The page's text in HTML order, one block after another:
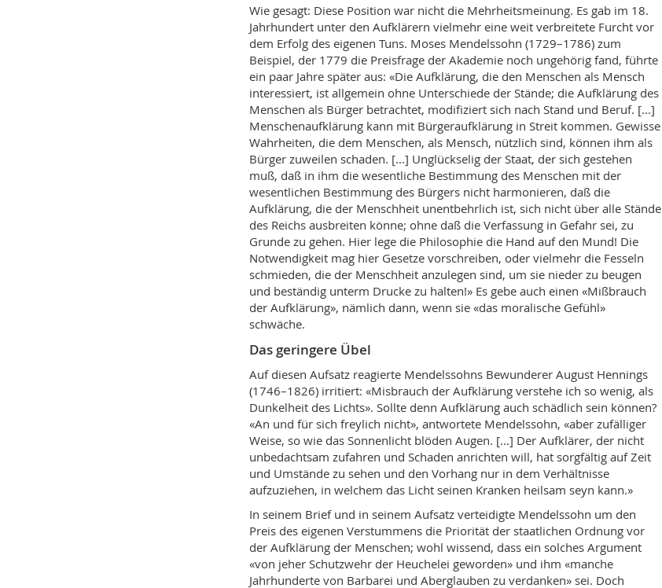
Wie gesagt: Diese Position war nicht die Mehrheitsmeinung. Es gab im 18.
Jahrhundert unter den Aufklärern vielmehr eine weit verbreitete Furcht vor
dem Erfolg des eigenen Tuns. Moses Mendelssohn (1729–1786) zum
Beispiel, der 1779 die Preisfrage der Akademie noch ungehörig fand, führte
ein paar Jahre später aus: «Die Aufklärung, die den Menschen als Mensch
interessiert, ist allgemein ohne Unterschiede der Stände; die Aufklärung des
Menschen als Bürger betrachtet, modifiziert sich nach Stand und Beruf. [...]
Menschenaufklärung kann mit Bürgeraufklärung in Streit kommen. Gewisse
Wahrheiten, die dem Menschen, als Mensch, nützlich sind, können ihm als
Bürger zuweilen schaden. [...] Unglückselig der Staat, der sich gestehen
muß, daß in ihm die wesentliche Bestimmung des Menschen mit der
wesentlichen Bestimmung des Bürgers nicht harmonieren, daß die
Aufklärung, die der Menschheit unentbehrlich ist, sich nicht über alle Stände
des Reichs ausbreiten könne; ohne daß die Verfassung in Gefahr sei, zu
Grunde zu gehen. Hier lege die Philosophie die Hand auf den Mund! Die
Notwendigkeit mag hier Gesetze vorschreiben, oder vielmehr die Fesseln
schmieden, die der Menschheit anzulegen sind, um sie nieder zu beugen
und beständig unterm Drucke zu halten!» Es gebe auch einen «Mißbrauch
der Aufklärung», nämlich dann, wenn sie «das moralische Gefühl»
schwäche.
Das geringere Übel
Auf diesen Aufsatz reagierte Mendelssohns Bewunderer August Hennings
(1746–1826) irritiert: «Misbrauch der Aufklärung verstehe ich so wenig, als
Dunkelheit des Lichts». Sollte denn Aufklärung auch schädlich sein können?
«An und für sich freylich nicht», antwortete Mendelssohn, «aber zufälliger
Weise, so wie das Sonnenlicht blöden Augen. [...] Der Aufklärer, der nicht
unbedachtsam zufahren und Schaden anrichten will, hat sorgfältig auf Zeit
und Umstände zu sehen und den Vorhang nur in dem Verhältnisse
aufzuziehen, in welchem das Licht seinen Kranken heilsam seyn kann.»
In seinem Brief und in seinem Aufsatz verteidigte Mendelssohn um den
Preis des eigenen Verstummens die Priorität der staatlichen Ordnung vor
der Aufklärung der Menschen; wohl wissend, dass ein solches Argument
«von jeher Schutzwehr der Heuchelei geworden» und ihm «manche
Jahrhunderte von Barbarei und Aberglauben zu verdanken» sei. Doch